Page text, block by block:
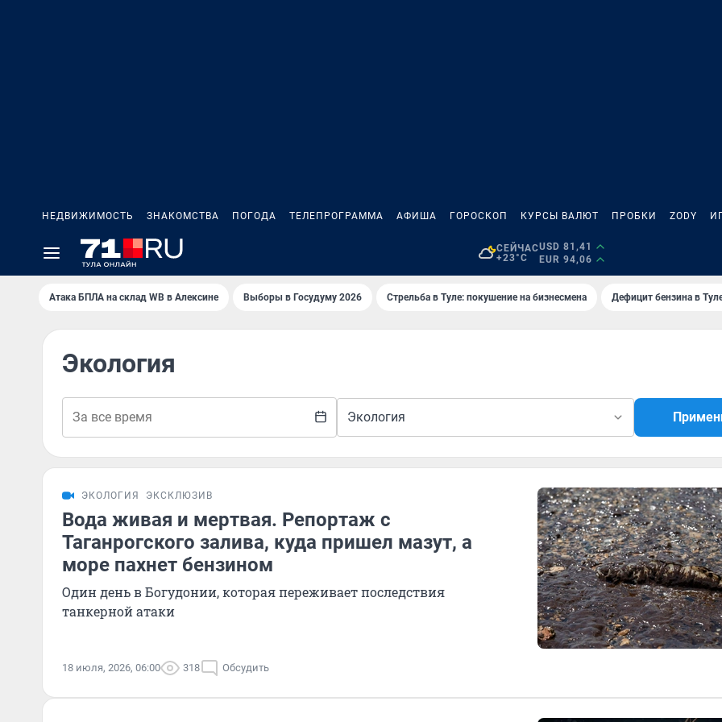
НЕДВИЖИМОСТЬ ЗНАКОМСТВА ПОГОДА ТЕЛЕПРОГРАММА АФИША ГОРОСКОП КУРСЫ ВАЛЮТ ПРОБКИ ZODY
СЕЙЧАС
+23°C
USD 81,41
EUR 94,06
Атака БПЛА на склад WB в Алексине Выборы в Госудуму 2026 Стрельба в Туле: покушение на бизнесмена Дефицит бензина в
Экология
Экология
ЭКОЛОГИЯ ЭКСКЛЮЗИВ
Вода живая и мертвая. Репортаж с
Таганрогского залива, куда пришел мазут, а
море пахнет бензином
Один день в Богудонии, которая переживает последствия
танкерной атаки
18 июля, 2026, 06:00 318 Обсудить